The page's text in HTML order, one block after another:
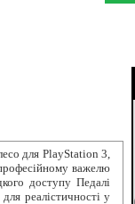
для PlayStation 3,
важелю
доступу Педалі
реалістичності у